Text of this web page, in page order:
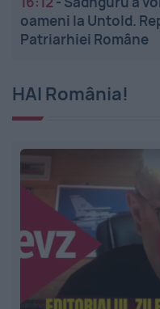
oameni la Untold.
Patriarhiei Române
HAI România!